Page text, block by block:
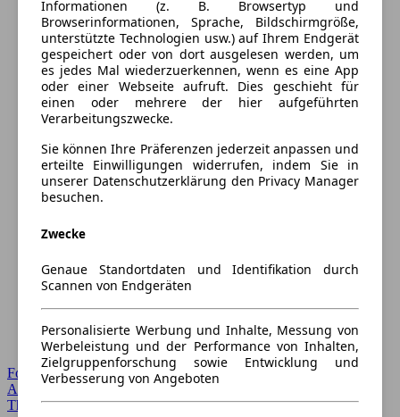
Forum Startseite
Alle Auto-Foren
Themen-Forum
Informationen (z. B. Browsertyp und
Browserinformationen, Sprache, Bildschirmgröße,
unterstützte Technologien usw.) auf Ihrem Endgerät
gespeichert oder von dort ausgelesen werden, um
es jedes Mal wiederzuerkennen, wenn es eine App
oder einer Webseite aufruft. Dies geschieht für
einen oder mehrere der hier aufgeführten
Verarbeitungszwecke.
Sie können Ihre Präferenzen jederzeit anpassen und
erteilte Einwilligungen widerrufen, indem Sie in
unserer Datenschutzerklärung den Privacy Manager
besuchen.
Zwecke
Genaue Standortdaten und Identifikation durch
Scannen von Endgeräten
Personalisierte Werbung und Inhalte, Messung von
Werbeleistung und der Performance von Inhalten,
Zielgruppenforschung sowie Entwicklung und
Verbesserung von Angeboten